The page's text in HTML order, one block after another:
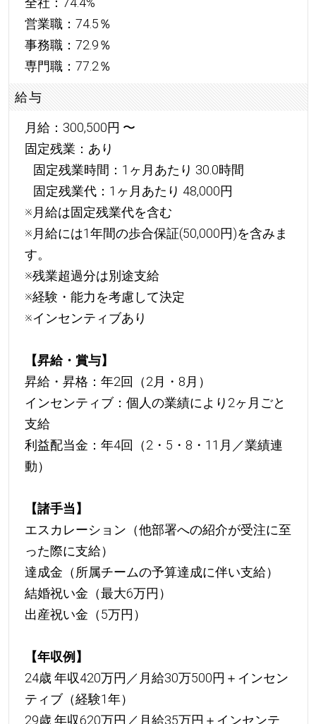
営業職：74.5％
事務職：72.9％
専門職：77.2％
給与
月給：300,500円 〜
固定残業：あり
固定残業時間：1ヶ月あたり 30.0時間
固定残業代：1ヶ月あたり 48,000円
※月給は固定残業代を含む
※月給には1年間の歩合保証(50,000円)を含みま
す。
※残業超過分は別途支給
※経験・能力を考慮して決定
※インセンティブあり
【昇給・賞与】
昇給・昇格：年2回（2月・8月）
インセンティブ：個人の業績により2ヶ月ごと
支給
利益配当金：年4回（2・5・8・11月／業績連
動）
【諸手当】
エスカレーション（他部署への紹介が受注に至
った際に支給）
達成金（所属チームの予算達成に伴い支給）
結婚祝い金（最大6万円）
出産祝い金（5万円）
【年収例】
24歳 年収420万円／月給30万500円＋インセン
ティブ（経験1年）
29歳 年収620万円／月給35万円＋インセンテ